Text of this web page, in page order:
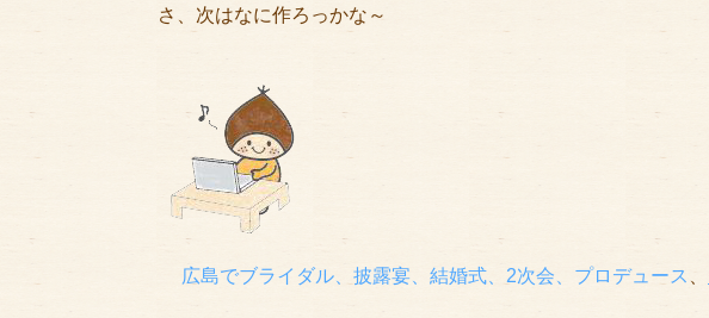
さ、次はなに作ろっかな～
広島でブライダル、披露宴、結婚式、2次会、プロデュース